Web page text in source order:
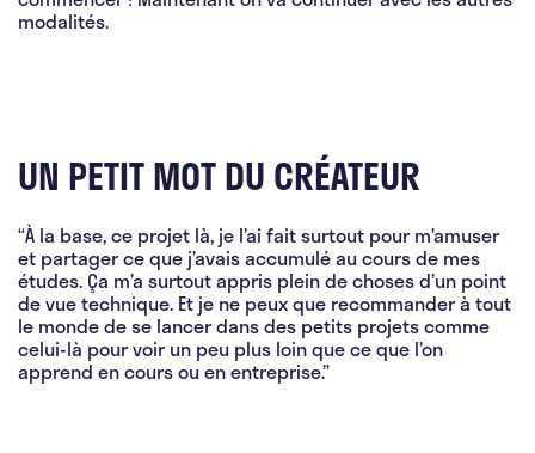
modalités.
UN PETIT MOT DU CRÉATEUR
“À la base, ce projet là, je l’ai fait surtout pour m’amuser
et partager ce que j’avais accumulé au cours de mes
études. Ça m’a surtout appris plein de choses d’un point
de vue technique. Et je ne peux que recommander à tout
le monde de se lancer dans des petits projets comme
celui-là pour voir un peu plus loin que ce que l’on
apprend en cours ou en entreprise.”